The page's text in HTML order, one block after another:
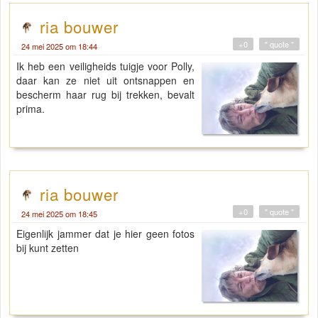
ria bouwer
24 mei 2025 om 18:44 " quote "
+0
Ik heb een veiligheids tuigje voor Polly,
daar kan ze niet uit ontsnappen en
bescherm haar rug bij trekken, bevalt
prima.
ria bouwer
24 mei 2025 om 18:45 " quote "
+0
Eigenlijk jammer dat je hier geen fotos
bij kunt zetten